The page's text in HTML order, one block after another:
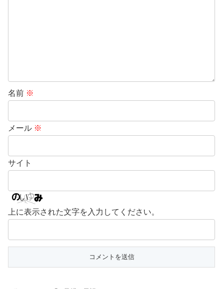
名前 ※
メール ※
サイト
上に表示された文字を入力してください。